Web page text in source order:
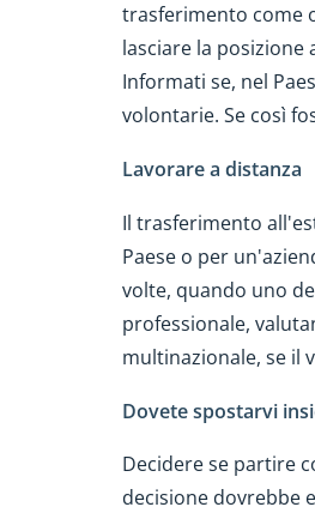
trasferimento come
lasciare la
Informati se, nel
volontarie. Se così
Lavorare a distanza
Il trasferimento
Paese o per
volte, quando uno
professionale,
multinazionale, se il
Dovete spostarvi
Decidere se partire
decisione dovrebbe